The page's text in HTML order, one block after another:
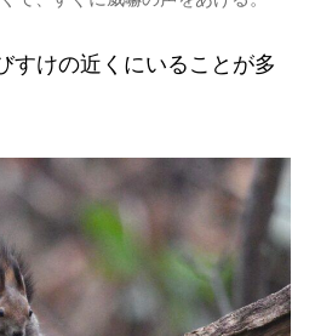
すけの近くにいることが多